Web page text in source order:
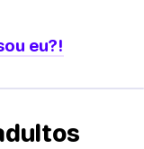
eu?!